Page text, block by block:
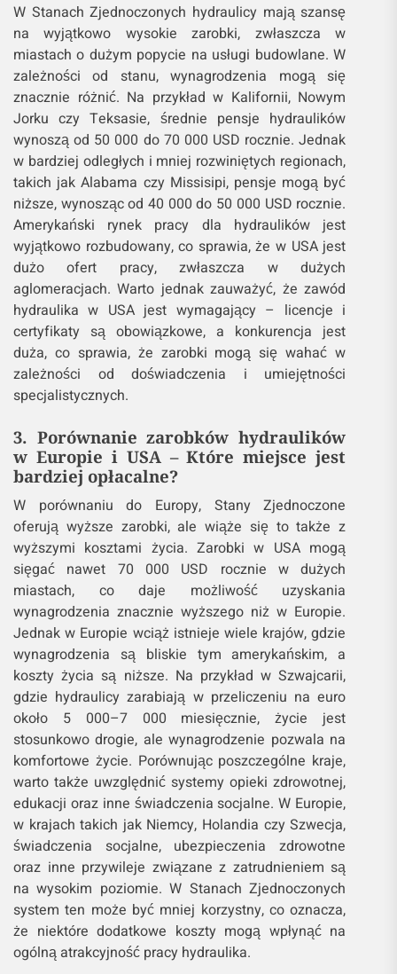
W Stanach Zjednoczonych hydraulicy mają szansę
na wyjątkowo wysokie zarobki, zwłaszcza w
miastach o dużym popycie na usługi budowlane. W
zależności od stanu, wynagrodzenia mogą się
znacznie różnić. Na przykład w Kalifornii, Nowym
Jorku czy Teksasie, średnie pensje hydraulików
wynoszą od 50 000 do 70 000 USD rocznie. Jednak
w bardziej odległych i mniej rozwiniętych regionach,
takich jak Alabama czy Missisipi, pensje mogą być
niższe, wynosząc od 40 000 do 50 000 USD rocznie.
Amerykański rynek pracy dla hydraulików jest
wyjątkowo rozbudowany, co sprawia, że w USA jest
dużo ofert pracy, zwłaszcza w dużych
aglomeracjach. Warto jednak zauważyć, że zawód
hydraulika w USA jest wymagający – licencje i
certyfikaty są obowiązkowe, a konkurencja jest
duża, co sprawia, że zarobki mogą się wahać w
zależności od doświadczenia i umiejętności
specjalistycznych.
3. Porównanie zarobków hydraulików
w Europie i USA – Które miejsce jest
bardziej opłacalne?
W porównaniu do Europy, Stany Zjednoczone
oferują wyższe zarobki, ale wiąże się to także z
wyższymi kosztami życia. Zarobki w USA mogą
sięgać nawet 70 000 USD rocznie w dużych
miastach, co daje możliwość uzyskania
wynagrodzenia znacznie wyższego niż w Europie.
Jednak w Europie wciąż istnieje wiele krajów, gdzie
wynagrodzenia są bliskie tym amerykańskim, a
koszty życia są niższe. Na przykład w Szwajcarii,
gdzie hydraulicy zarabiają w przeliczeniu na euro
około 5 000–7 000 miesięcznie, życie jest
stosunkowo drogie, ale wynagrodzenie pozwala na
komfortowe życie. Porównując poszczególne kraje,
warto także uwzględnić systemy opieki zdrowotnej,
edukacji oraz inne świadczenia socjalne. W Europie,
w krajach takich jak Niemcy, Holandia czy Szwecja,
świadczenia socjalne, ubezpieczenia zdrowotne
oraz inne przywileje związane z zatrudnieniem są
na wysokim poziomie. W Stanach Zjednoczonych
system ten może być mniej korzystny, co oznacza,
że niektóre dodatkowe koszty mogą wpłynąć na
ogólną atrakcyjność pracy hydraulika.